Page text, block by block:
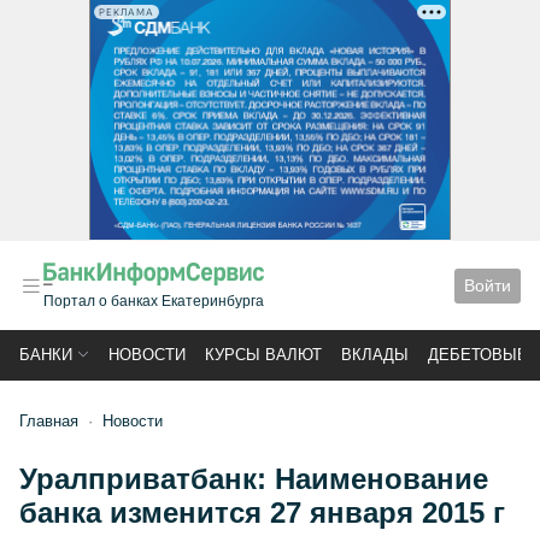
РЕКЛАМА
Портал о банках Екатеринбурга
Войти
БАНКИ НОВОСТИ КУРСЫ ВАЛЮТ ВКЛАДЫ ДЕБЕТОВЫЕ
Главная Новости
Уралприватбанк: Наименование
банка изменится 27 января 2015 г